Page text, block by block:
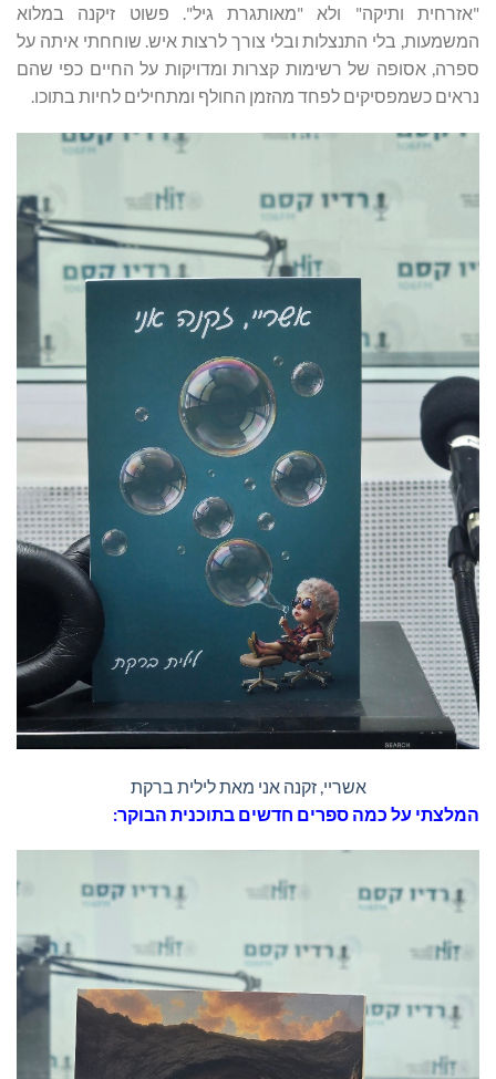
"אזרחית ותיקה" ולא "מאותגרת גיל". פשוט זיקנה במלוא
המשמעות, בלי התנצלות ובלי צורך לרצות איש. שוחחתי איתה על
ספרה, אסופה של רשימות קצרות ומדויקות על החיים כפי שהם
נראים כשמפסיקים לפחד מהזמן החולף ומתחילים לחיות בתוכו.
אשריי, זקנה אני מאת לילית ברקת
המלצתי על כמה ספרים חדשים בתוכנית הבוקר: